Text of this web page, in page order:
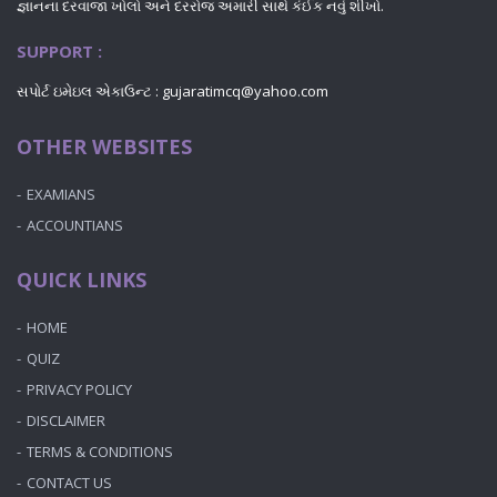
જ્ઞાનના દરવાજા ખોલો અને દરરોજ અમારી સાથે કંઈક નવું શીખો.
SUPPORT :
સપોર્ટ ઇમેઇલ એકાઉન્ટ : gujaratimcq@yahoo.com
OTHER WEBSITES
EXAMIANS
ACCOUNTIANS
QUICK LINKS
HOME
QUIZ
PRIVACY POLICY
DISCLAIMER
TERMS & CONDITIONS
CONTACT US